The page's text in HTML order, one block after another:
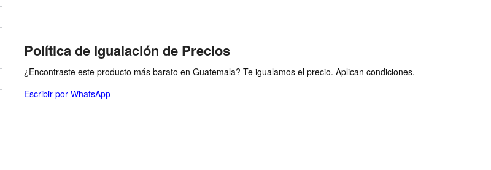
Política de Igualación de Precios
¿Encontraste este producto más barato en Guatemala? Te igualamos el precio. Aplican condiciones.
Escribir por WhatsApp